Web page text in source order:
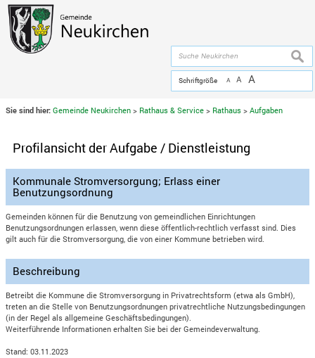
Zum Inhalt,zur Navigation
Schriftgröße A A A
Sie sind hier: Gemeinde Neukirchen > Rathaus & Service > Rathaus >Aufgaben
Profilansicht der Aufgabe / Dienstleistung
Kommunale Stromversorgung; Erlass einer
Benutzungsordnung
Gemeinden können für die Benutzung von gemeindlichen Einrichtungen
Benutzungsordnungen erlassen, wenn diese öffentlich-rechtlich verfasst sind. Dies
gilt auch für die Stromversorgung, die von einer Kommune betrieben wird.
Beschreibung
Betreibt die Kommune die Stromversorgung in Privatrechtsform (etwa als GmbH),
treten an die Stelle von Benutzungsordnungen privatrechtliche Nutzungsbedingungen
(in der Regel als allgemeine Geschäftsbedingungen).
Weiterführende Informationen erhalten Sie bei der Gemeindeverwaltung.
Stand: 03.11.2023